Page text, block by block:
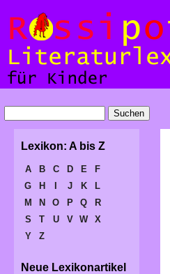
Lexikon: A bis Z
A B C D E
F
G
H J K
L
M
N O P Q
R
S
T U V W
X
Y
Z
Neue Lexikonartikel